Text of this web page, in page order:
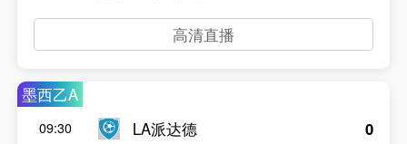
高清直播
墨西乙A
09:30
LA派达德
0